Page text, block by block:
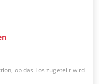
ob das Los zugeteilt wird